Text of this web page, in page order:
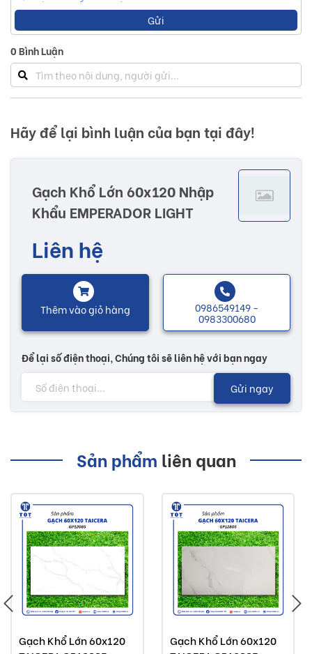
Gửi
0Bình Luận
Hãy để lại bình luận của bạn tại đây!
Gạch Khổ Lớn 60x120 Nhập
Khẩu EMPERADOR LIGHT
Liên hệ
Thêm vào giỏ hàng 0986549149 -
0983300680
Để lại số điện thoại, Chúng tôi sẽ liên hệ với bạn ngay
Gửi ngay
Sản phẩm liên quan
Gạch Khổ Lớn 60x120
Gạch Khổ Lớn 60x120